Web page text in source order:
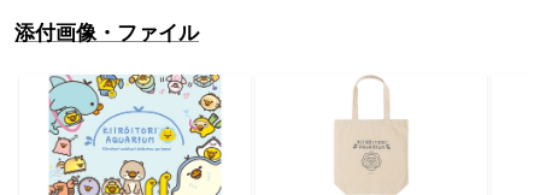
添付画像・ファイル